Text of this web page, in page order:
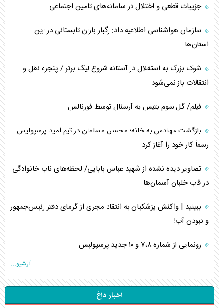
جزییات قطعی و اختلال در سامانه‌های تامین اجتماعی
سازمان هواشناسی اطلاعیه داد: رگبار باران تابستانی در این
استان‌ها
شوک بزرگ به استقلال در آستانه شروع لیگ برتر / پنجره نقل و
انتقالات باز نمی‌شود
فیلم/ گل سوم بتیس به آرسنال توسط فورنالس
بازگشت مهندس به خانه؛ محسن مسلمان در تیم امید پرسپولیس
رسماً کار خود را آغاز کرد
تصاویر دیده نشده از شهید عباس بابایی/ لحظه‌های ناب خانوادگی
در قاب خلبان آسمان‌ها
ببینید | واکنش پزشکیان به انتقاد مجری از گرمای دفتر رئیس‌جمهور
و نبودن آب!
رونمایی از شماره ۷،۸ و ۱۰ جدید پرسپولیس
آرشیو...
اخبار داغ